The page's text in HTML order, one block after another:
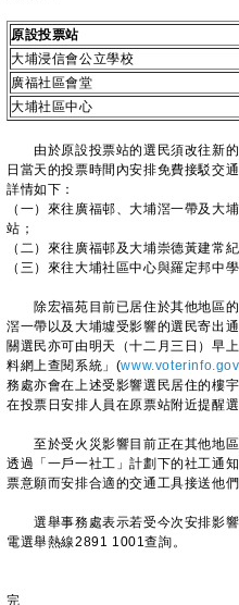
原設投票站
大埔浸信會公立學校
廣福社區會堂
大埔社區中心
由於原設投票站的選民須改往新的
日當天的投票時間內安排免費接駁交
詳情如下：
（一）來往廣福邨、大埔滘一帶及大
站；
（二）來往廣福邨及大埔崇德黃建常
（三）來往大埔社區中心與羅定邦中
除宏福苑目前已居住於其他地區的
滘一帶以及大埔墟受影響的選民寄出
關選民亦可由明天（十二月三日）早
料網上查閱系統」(
務處亦會在上述受影響選民居住的樓
在投票日安排人員在原票站附近提醒
至於受火災影響目前正在其他地區
透過「一戶一社工」計劃下的社工通
票意願而安排合適的交通工具接送他
選舉事務處表示若受今次安排影響
電選舉熱線2891 1001查詢。
完